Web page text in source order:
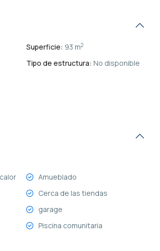
Superficie: 93 m2
Tipo de estructura: No disponible
Amueblado
Cerca de las tiendas
garage
Piscina comunitaria